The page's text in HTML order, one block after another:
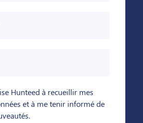
Hunteed à recueillir mes
et à me tenir informé de